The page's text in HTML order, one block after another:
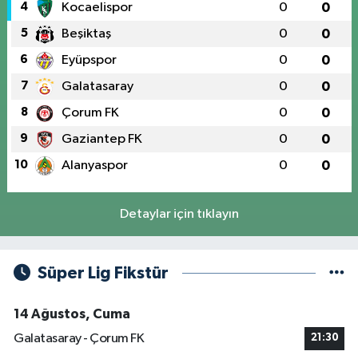
4 Kocaelispor 0 0
5 Beşiktaş 0 0
6 Eyüpspor 0 0
7 Galatasaray 0 0
8 Çorum FK 0 0
9 Gaziantep FK 0 0
10 Alanyaspor 0 0
Detaylar için tıklayın
Süper Lig Fikstür
14 Ağustos, Cuma
Galatasaray - Çorum FK
21:30